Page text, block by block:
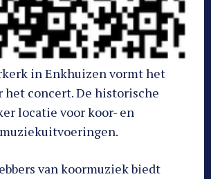
in Enkhuizen vormt het
het concert. De historische
locatie voor koor- en
van koormuziek biedt